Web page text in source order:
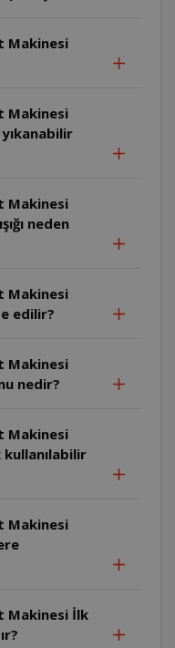
Makinesi
Makinesi
Makinesi
neden
Makinesi
edilir?
Makinesi
nedir?
Makinesi
Makinesi
Makinesi İlk